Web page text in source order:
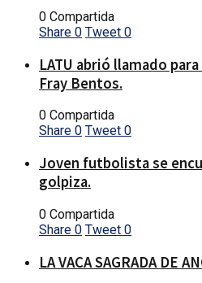
0 Compartida
Share 0 Tweet 0
LATU abrió llamado
Fray Bentos.
0 Compartida
Share 0 Tweet 0
Joven futbolista se
golpiza.
0 Compartida
Share 0 Tweet 0
LA VACA SAGRADA DE